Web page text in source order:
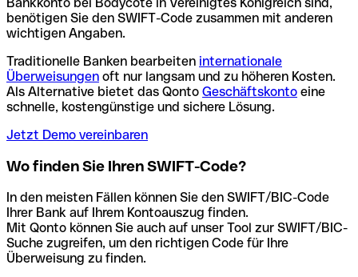
Bankkonto bei Bodycote in Vereinigtes Königreich sind,
benötigen Sie den SWIFT-Code zusammen mit anderen
wichtigen Angaben.
Traditionelle Banken bearbeiten internationale
Überweisungen oft nur langsam und zu höheren Kosten.
Als Alternative bietet das Qonto Geschäftskonto eine
schnelle, kostengünstige und sichere Lösung.
Jetzt Demo vereinbaren
Wo finden Sie Ihren SWIFT-Code?
In den meisten Fällen können Sie den SWIFT/BIC-Code
Ihrer Bank auf Ihrem Kontoauszug finden.
Mit Qonto können Sie auch auf unser Tool zur SWIFT/BIC-
Suche zugreifen, um den richtigen Code für Ihre
Überweisung zu finden.